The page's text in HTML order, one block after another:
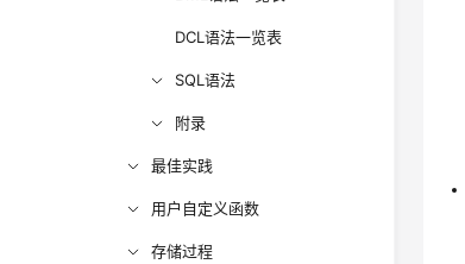
DCL语法一览表
SQL语法
附录
最佳实践
用户自定义函数
存储过程